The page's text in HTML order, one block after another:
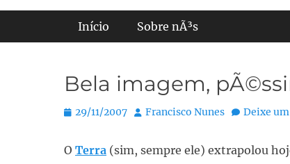
Menu principal
Início Sobre nÃ³s
Bela imagem,
Posted
29/11/2007 Autor:
Francisco Nunes Deixe
O Terra (sim, sempre ele) extrapolou